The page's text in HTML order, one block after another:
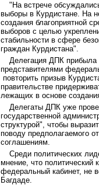
"На встрече
выборы в Курдистане. На
создания благоприятной
выборов с целью
стабильности в сфере
граждан Курдистана".
Делегация ДПК прибыла
представителями
повторить призыв
правительстве
лежащих в основе
Делегаты ДПК уже
государственной
структурой", чтобы
поводу предполагаемого
соглашениям.
Среди политических
мнение, что
федеральный кабинет, не
Багдаде.